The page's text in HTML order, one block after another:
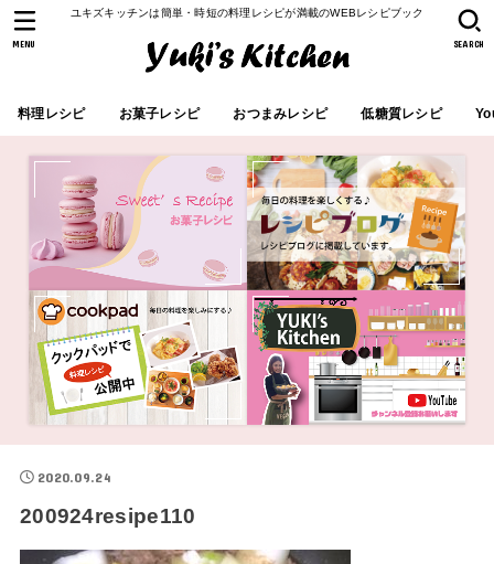
ユキズキッチンは簡単・時短の料理レシピが満載のWEBレシピブック
料理レシピ お菓子レシピ おつまみレシピ 低糖質レシピ
SEARCH
MENU
2020.09.24
200924resipe110